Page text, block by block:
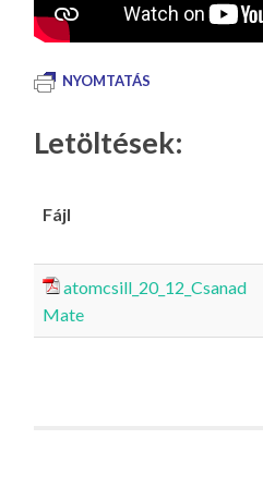
NYOMTATÁS
Letöltések:
Fájl
atomcsill_20_12_Csanad
Mate